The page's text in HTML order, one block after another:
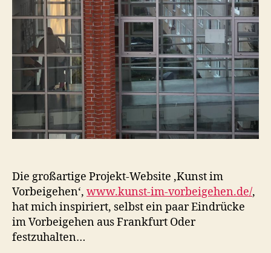
Die großartige Projekt-Website ‚Kunst im
Vorbeigehen‘, www.kunst-im-vorbeigehen.de/,
hat mich inspiriert, selbst ein paar Eindrücke
im Vorbeigehen aus Frankfurt Oder
festzuhalten…